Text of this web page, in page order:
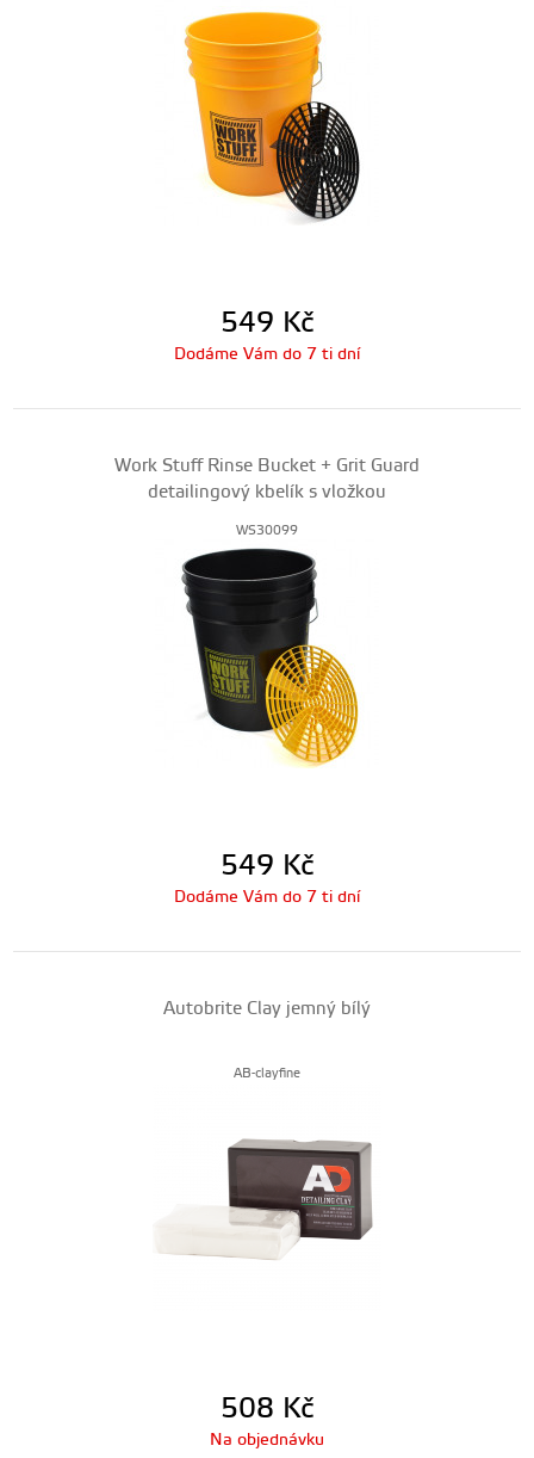
549 Kč
Dodáme Vám do 7 ti dní
Work Stuff Rinse Bucket + Grit Guard
detailingový kbelík s vložkou
WS30099
549 Kč
Dodáme Vám do 7 ti dní
Autobrite Clay jemný bílý
AB-clayfine
508 Kč
Na objednávku